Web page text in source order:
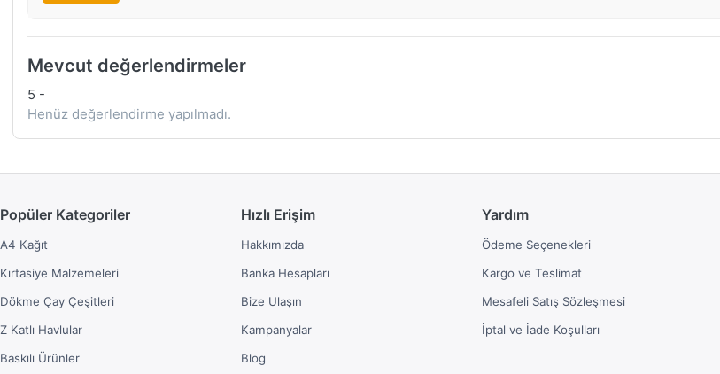
Mevcut değerlendirmeler
5 -
Henüz değerlendirme yapılmadı.
Popüler Kategoriler
A4 Kağıt
Kırtasiye Malzemeleri
Dökme Çay Çeşitleri
Z Katlı Havlular
Baskılı Ürünler
Hızlı Erişim
Hakkımızda
Banka Hesapları
Bize Ulaşın
Kampanyalar
Blog
Yardım
Ödeme Seçenekleri
Kargo ve Teslimat
Mesafeli Satış Sözleşmesi
İptal ve İade Koşulları